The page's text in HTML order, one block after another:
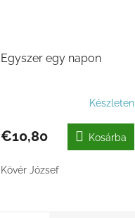
Egyszer egy napon
Készleten
€10,80 Kosárba
Kövér József